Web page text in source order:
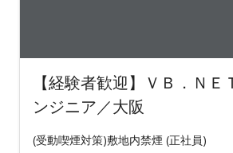
【経験者歓迎】ＶＢ．ＮＥ
ンジニア／大阪
(受動喫煙対策)敷地内禁煙 (正社員)